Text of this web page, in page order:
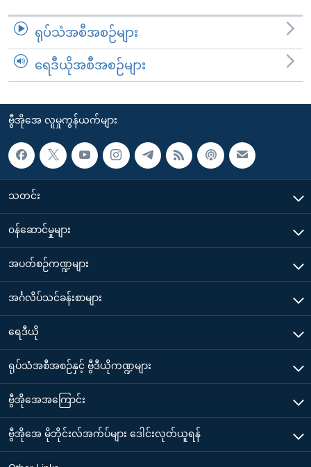
ရုပ်သံအစီအစဉ်များ
ရေဒီယိုအစီအစဉ်များ
ဗွီအိုအေ လူမှုကွန်ယက်များ
သတင်း
၀န်ဆောင်မှုများ
အပတ်စဉ်ကဏ္ဍများ
အင်္ဂလိပ်သင်ခန်းစာများ
ရေဒီယို
ရုပ်သံအစီအစဉ်နှင့် ဗွီဒီယိုကဏ္ဍများ
ဗွီအိုအေအကြောင်း
ဗွီအိုအေ မိုဘိုင်းလ်အက်ပ်များ ဒေါင်းလုတ်ယူရန်